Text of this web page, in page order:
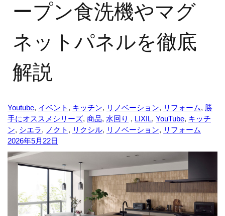
ープン食洗機やマグ
ネットパネルを徹底
解説
Youtube, イベント , キッチン, リノベーション, リフォーム, 勝
手にオススメシリーズ, 商品, 水回り , LIXIL, YouTube, キッチ
ン, シエラ, ノクト , リクシル, リノベーション, リフォーム
2026年5月22日